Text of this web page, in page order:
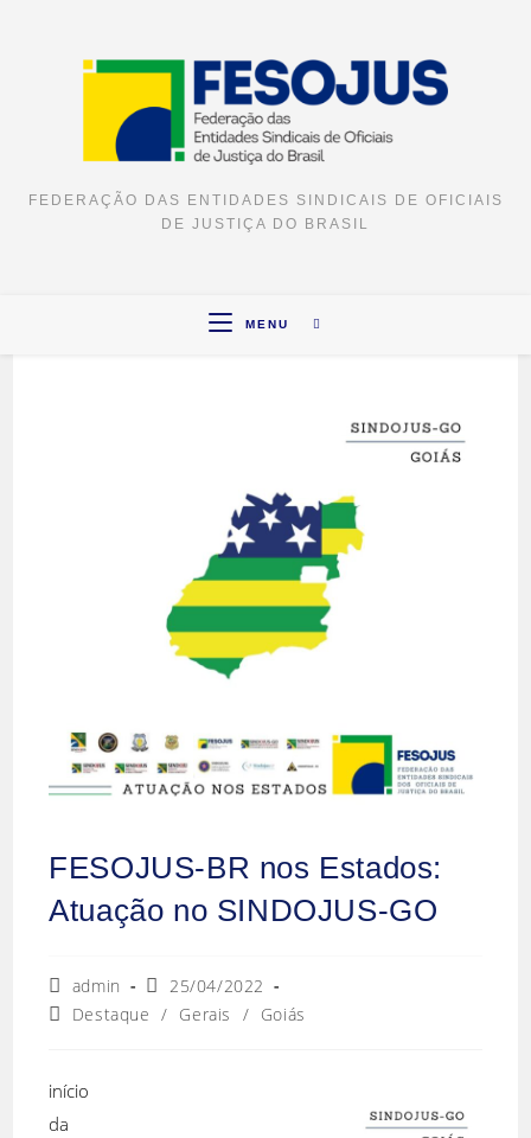
FEDERAÇÃO DAS ENTIDADES SINDICAIS DE OFICIAIS
DE JUSTIÇA DO BRASIL
MENU
FESOJUS-BR nos Estados:
Atuação no SINDOJUS-GO
admin
25/04/2022
Destaque / Gerais / Goiás
início
da